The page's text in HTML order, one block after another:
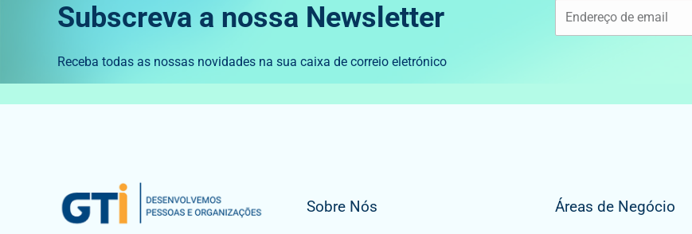
Subscreva a nossa Newsletter
Receba todas as nossas novidades na sua caixa de correio eletrónico
Sobre Nós Áreas de Negócio